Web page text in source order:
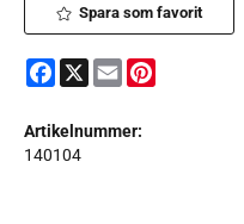
Spara som favorit
Facebook
X Email
Artikelnummer:
140104